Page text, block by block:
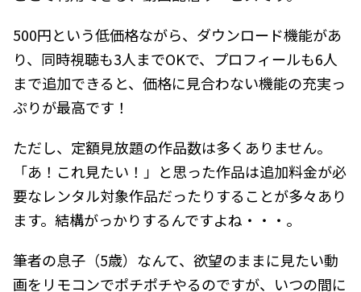
500円という低価格ながら、ダウンロード機能があ
り、同時視聴も3人までOKで、プロフィールも6人
まで追加できると、価格に見合わない機能の充実っ
ぷりが最高です！
ただし、定額見放題の作品数は多くありません。
「あ！これ見たい！」と思った作品は追加料金が必
要なレンタル対象作品だったりすることが多々あり
ます。結構がっかりするんですよね・・・。
筆者の息子（5歳）なんて、欲望のままに見たい動
画をリモコンでポチポチやるのですが、いつの間に